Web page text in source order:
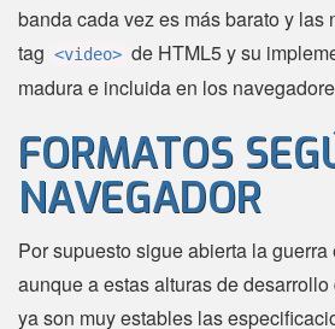
banda cada vez es más barato y las
tag <video> de HTML5 y su
madura e incluida en los
FORMATOS
NAVEGADOR
Por supuesto sigue abierta la
aunque a estas alturas de
ya son muy estables las